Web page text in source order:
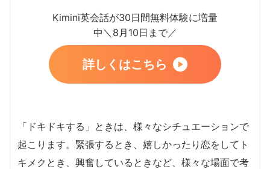
Kimini英会話が30日間無料体験に増量
中＼8月10日まで／
詳しくはこちら
「ドキドキする」ときは、様々なシチュエーションで
起こります。緊張するとき、嬉しかったり恋をしてト
キメクとき、興奮しているときなど、様々な場面で考